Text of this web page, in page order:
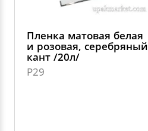
Пленка матовая белая
и розовая, серебряный
кант /20л/
P29